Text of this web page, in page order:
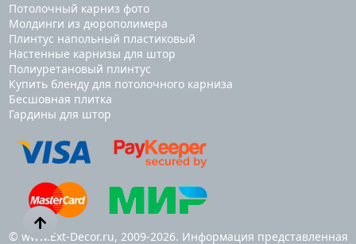
потолочный карниз фото
молдинги из дюрополимера
плинтус напольный пластиковый
настенные карнизы для штор
полиуретановый плинтус
купить бленду для потолочного карниза
бесшовная плитка
гардины для штор
© www.Ext-Decor.ru, 2009-2026. Информация представленная